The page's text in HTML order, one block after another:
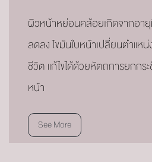
ผิวหน้าหย่อนคล้อยเกิดจากอา
ลดลง ไขมันใบหน้าเปลี่ยนตำแห
ชีวิต แก้ไขได้ด้วยหัตถการยกกร
หน้า
See More